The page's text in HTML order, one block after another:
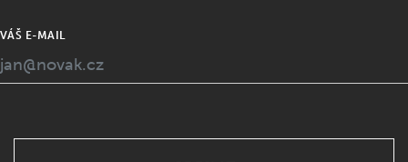
VÁŠ E-MAIL